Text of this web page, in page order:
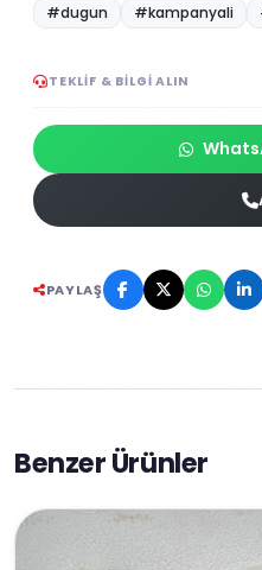
#dugun #kampanyali
TEKLIF & BILGI ALIN
PAYLAŞ
Benzer Ürünler